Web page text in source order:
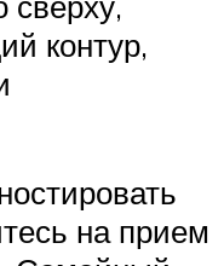
контур,
на прием